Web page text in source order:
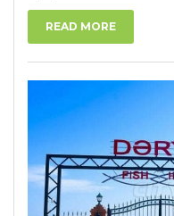
READ MORE